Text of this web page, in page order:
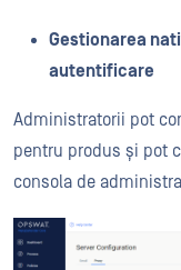
Gestionarea
autentificare
Administratorii pot
pentru produs și pot
consola de